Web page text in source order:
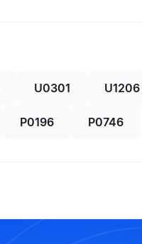
U0301 U1206
P0196 P0746